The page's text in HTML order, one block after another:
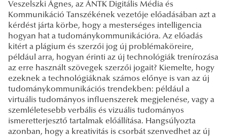
Veszelszki Ágnes, az ÁNTK Digitális Média és
Kommunikáció Tanszékének vezetője előadásában azt a
kérdést járta körbe, hogy a mesterséges intelligencia
hogyan hat a tudománykommunikációra. Az előadás
kitért a plágium és szerzői jog új problémaköreire,
például arra, hogyan érinti az új technológiák trenírozása
az erre használt szövegek szerzői jogait? Kiemelte, hogy
ezeknek a technológiáknak számos előnye is van az új
tudománykommunikációs trendekben: például a
virtuális tudományos influenszerek megjelenése, vagy a
szemléletesebb verbális és vizuális tudományos
ismeretterjesztő tartalmak előállítása. Hangsúlyozta
azonban, hogy a kreativitás is csorbát szenvedhet az új